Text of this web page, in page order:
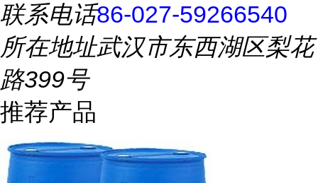
联系电话86-027-59266540
所在地址武汉市东西湖区梨花
路399号
推荐产品